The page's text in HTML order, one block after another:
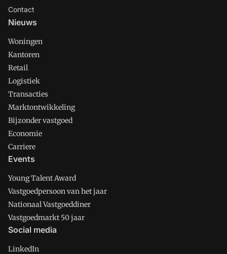
Contact
Nieuws
Woningen
Kantoren
Retail
Logistiek
Transacties
Marktontwikkeling
Bijzonder vastgoed
Economie
Carriere
Events
Young Talent Award
Vastgoedpersoon van het jaar
Nationaal Vastgoeddiner
Vastgoedmarkt 50 jaar
Social media
LinkedIn